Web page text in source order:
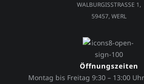
WALBURGISSTRASSE 1,
59457, WERL
Öffnungszeiten
Montag bis Freitag 9:30 – 13:00